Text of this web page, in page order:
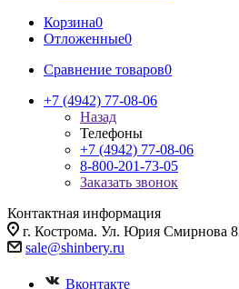
Корзина0
Отложенные0
Сравнение товаров0
+7 (4942) 77-08-06
Назад
Телефоны
+7 (4942) 77-08-06
8-800-201-73-05
Заказать звонок
Контактная информация
г. Кострома. Ул. Юрия Смирнова
sale@shinbery.ru
Вконтакте